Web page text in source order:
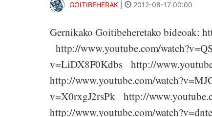
GOITIBEHERAK 2012-08-17 00:00
Gernikako Goitibeheretako bideoak:
http://www.youtube.com/
v=LiDX8F0Kdbs http://
http://www.youtube.com/
v=X0rxgJ2rsPk http://
http://www.youtube.com/